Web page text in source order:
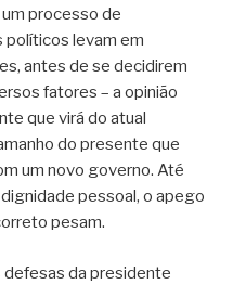
processo de
políticos levam em
antes de se decidirem
fatores – a opinião
que virá do atual
do presente que
um novo governo. Até
pessoal, o apego
pesam.
defesas da presidente